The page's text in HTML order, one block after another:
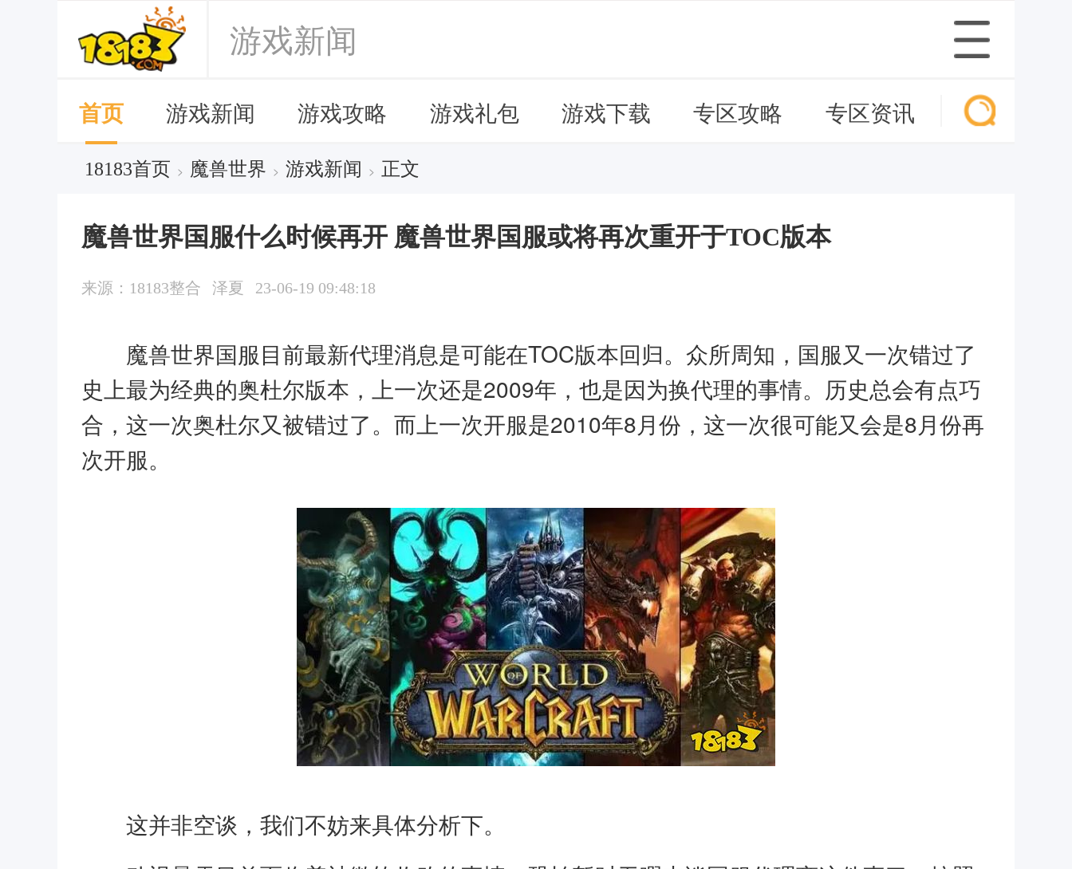
游戏新闻
首页 游戏新闻 游戏攻略 游戏礼包 游戏下载 专区攻略 专区资讯
18183首页 > 魔兽世界 > 游戏新闻 > 正文
魔兽世界国服什么时候再开 魔兽世界国服或将再次重开于TOC版本
来源：18183整合 泽夏 23-06-19 09:48:18
魔兽世界国服目前最新代理消息是可能在TOC版本回归。众所周知，国服又一次错过了
史上最为经典的奥杜尔版本，上一次还是2009年，也是因为换代理的事情。历史总会有点巧
合，这一次奥杜尔又被错过了。而上一次开服是2010年8月份，这一次很可能又会是8月份再
次开服。
这并非空谈，我们不妨来具体分析下。